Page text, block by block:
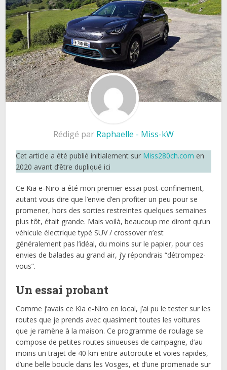
Rédigé par Raphaelle - Miss-kW
Cet article a été publié initialement sur Miss280ch.com en
2020 avant d’être dupliqué ici
Ce Kia e-Niro a été mon premier essai post-confinement,
autant vous dire que l’envie d’en profiter un peu pour se
promener, hors des sorties restreintes quelques semaines
plus tôt, était grande. Mais voilà, beaucoup me diront qu’un
véhicule électrique typé SUV / crossover n’est
généralement pas l’idéal, du moins sur le papier, pour ces
envies de balades au grand air, j’y répondrais “détrompez-
vous”.
Un essai probant
Comme j’avais ce Kia e-Niro en local, j’ai pu le tester sur les
routes que je prends avec quasiment toutes les voitures
que je ramène à la maison. Ce programme de roulage se
compose de petites routes sinueuses de campagne, d’au
moins un trajet de 40 km entre autoroute et voies rapides,
d’une belle boucle dans les Vosges, et d’une promenade sur